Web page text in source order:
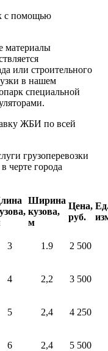
с помощью
материалы
или строительного
в нашем
специальной
ЖБИ по всей
грузоперевозки
черте города
Ширина
кузова,
м
Цена,
руб.
3 1.9 2 500
4 2,2 3 500
5 2,4 4 250
6 2,4 5 500